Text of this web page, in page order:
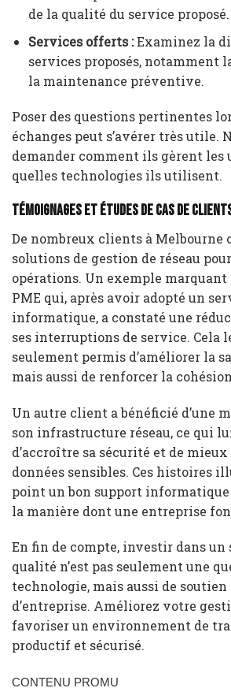
de la qualité du service proposé.
Services offerts :Examinez la
services proposés, notamment
la maintenance préventive.
Poser des questions pertinentes
échanges peut s’avérer très utile.
demander comment ils gèrent les
quelles technologies ils utilisent.
Témoignages et études de cas de
De nombreux clients à Melbourne
solutions de gestion de réseau
opérations. Un exemple marquant
PME qui, après avoir adopté un
informatique, a constaté une
ses interruptions de service. Cela
seulement permis d’améliorer la
mais aussi de renforcer la
Un autre client a bénéficié d’une
son infrastructure réseau, ce qui
d’accroître sa sécurité et de
données sensibles. Ces histoires
point un bon support
la manière dont une entreprise
En fin de compte, investir dans un
qualité n’est pas seulement une
technologie, mais aussi de
d’entreprise. Améliorez votre
favoriser un environnement de
productif et sécurisé.